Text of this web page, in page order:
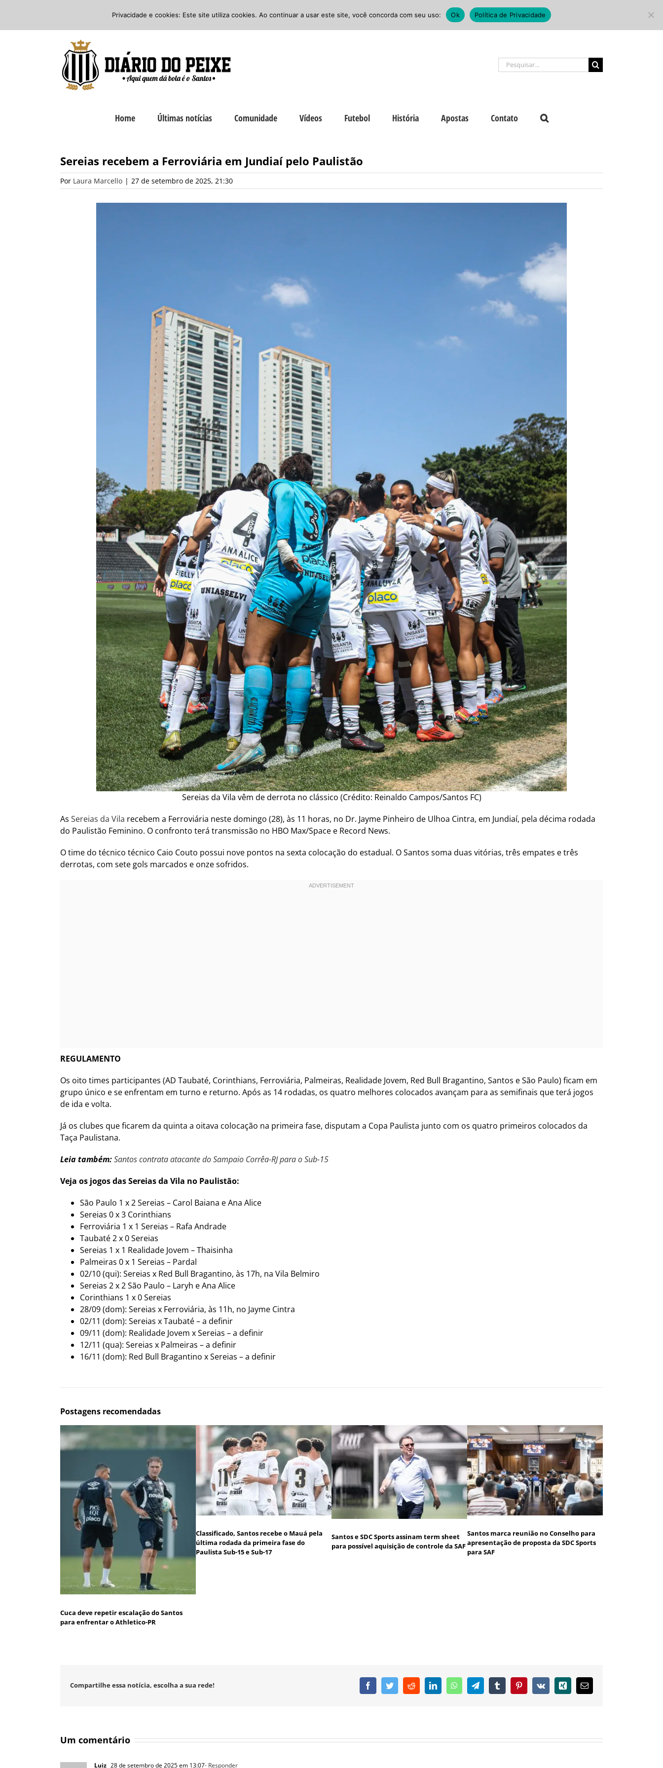
o
Facebook
Instagram
Buscar
resultados
Home Últimas notícias Comunidade Vídeos Futebol História Apostas Contato
Sereias recebem a Ferroviária em Jundiaí pelo Paulistão
Por Laura Marcello | 27 de setembro de 2025, 21:30
Sereias da Vila vêm de derrota no clássico (Crédito: Reinaldo Campos/Santos FC)
As Sereias da Vila recebem a Ferroviária neste domingo (28), às 11 horas, no Dr. Jayme Pinheiro de Ulhoa Cintra, em Jundiaí, pela décima rodada
do Paulistão Feminino. O confronto terá transmissão no HBO Max/Space e Record News.
O time do técnico técnico Caio Couto possui nove pontos na sexta colocação do estadual. O Santos soma duas vitórias, três empates e três
derrotas, com sete gols marcados e onze sofridos.
REGULAMENTO
Os oito times participantes (AD Taubaté, Corinthians, Ferroviária, Palmeiras, Realidade Jovem, Red Bull Bragantino, Santos e São Paulo) ficam em
grupo único e se enfrentam em turno e returno. Após as 14 rodadas, os quatro melhores colocados avançam para as semifinais que terá jogos
de ida e volta.
Já os clubes que ficarem da quinta a oitava colocação na primeira fase, disputam a Copa Paulista junto com os quatro primeiros colocados da
Taça Paulistana.
Leia também:Santos contrata atacante do Sampaio Corrêa-RJ para o Sub-15
Veja os jogos das Sereias da Vila no Paulistão:
São Paulo 1 x 2 Sereias – Carol Baiana e Ana Alice
Sereias 0 x 3 Corinthians
Ferroviária 1 x 1 Sereias – Rafa Andrade
Taubaté 2 x 0 Sereias
Sereias 1 x 1 Realidade Jovem – Thaisinha
Palmeiras 0 x 1 Sereias – Pardal
02/10 (qui): Sereias x Red Bull Bragantino, às 17h, na Vila Belmiro
Sereias 2 x 2 São Paulo – Laryh e Ana Alice
Corinthians 1 x 0 Sereias
28/09 (dom): Sereias x Ferroviária, às 11h, no Jayme Cintra
02/11 (dom): Sereias x Taubaté – a definir
09/11 (dom): Realidade Jovem x Sereias – a definir
12/11 (qua): Sereias x Palmeiras – a definir
16/11 (dom): Red Bull Bragantino x Sereias – a definir
Postagens recomendadas
Cuca deve repetir escalação do Santos
para enfrentar o Athletico-PR
Classificado, Santos recebe o Mauá pela
última rodada da primeira fase do
Paulista Sub-15 e Sub-17
Santos e SDC Sports assinam term sheet
para possível aquisição de controle da SAF
Santos marca reunião no Conselho para
apresentação de proposta da SDC Sports
para SAF
Compartilhe essa notícia, escolha a sua rede! FacebookTwitterRedditLinkedInWhatsAppTelegramTumblr PinterestVk Xing
E-
mail
Um comentário
Luiz 28 de setembro de 2025 em 13:07- Responder
Privacidade e cookies: Este site utiliza cookies. Ao continuar a usar este site, você concorda com seu uso: Ok Política de Privacidade